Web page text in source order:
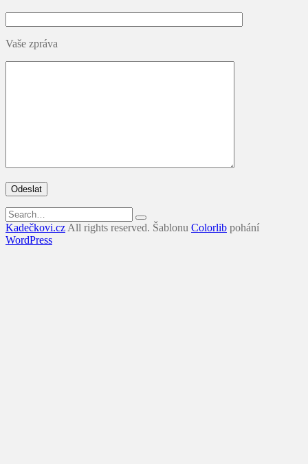
Vaše zpráva
Search
for:
Kadečkovi.cz All rights reserved. Šablonu Colorlib pohání
WordPress